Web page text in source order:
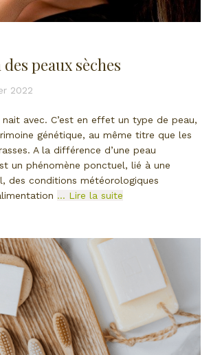
peaux sèches
2022
avec. C’est en effet un type de peau,
génétique, au même titre que les
A la différence d’une peau
un phénomène ponctuel, lié à une
des conditions météorologiques
… Lire la suite